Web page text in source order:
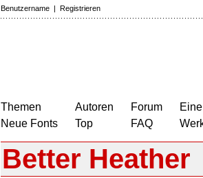
Benutzername | Registrieren
Themen
Neue Fonts
Autoren
Top
Forum
FAQ
Better Heather